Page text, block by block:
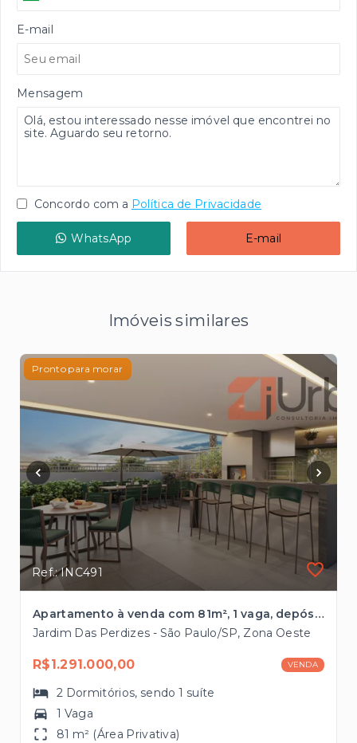
E-mail
Mensagem
Concordo com a Política de Privacidade
WhatsApp E-mail
Imóveis similares
Pronto para morar
Ref.: INC491
Apartamento à venda com 81m², 1 vaga, depósito no Jardim das Perdizes
Jardim Das Perdizes - São Paulo/SP, Zona Oeste
R$1.291.000,00 VENDA
2 Dormitórios, sendo1 suíte
1 Vaga
81 m² (Área Privativa)